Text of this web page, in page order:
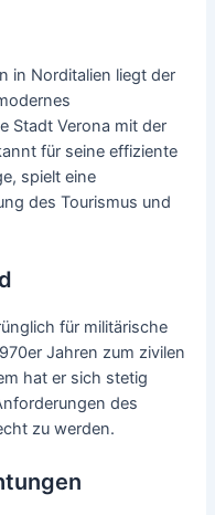
in Norditalien liegt der
Stadt Verona mit der
für seine effiziente
spielt eine
des Tourismus und
für militärische
Jahren zum zivilen
hat er sich stetig
des
zu werden.